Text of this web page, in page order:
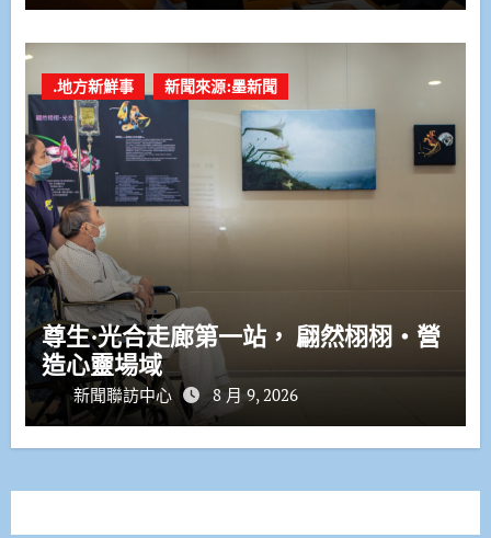
.地方新鮮事 新聞來源:墨新聞
尊生·光合走廊第一站， 翩然栩栩・營
造心靈場域
新聞聯訪中心 8 月 9, 2026